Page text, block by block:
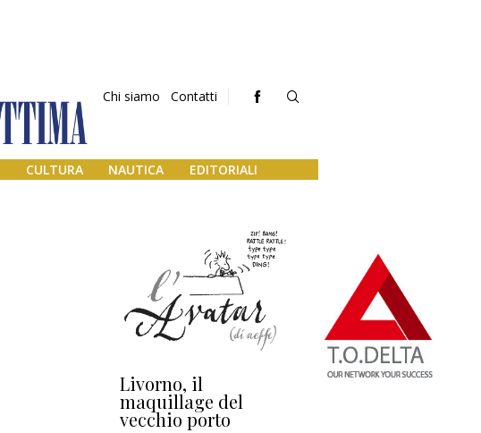
Chi siamo Contatti
CULTURA NAUTICA EDITORIALI
Livorno, il
maquillage del
vecchio porto
L’uscita di scena di